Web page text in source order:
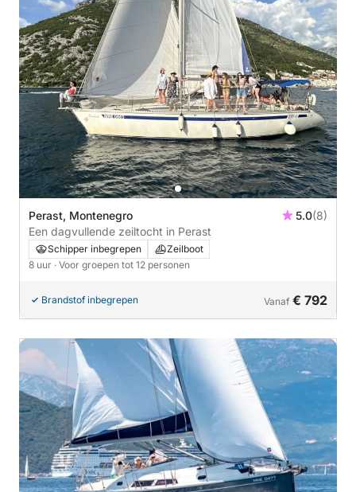
Perast, Montenegro 5.0(8)
Een dagvullende zeiltocht in Perast
Schipper inbegrepen
Zeilboot
8 uur · Voor groepen tot 12 personen
Brandstof inbegrepen Vanaf € 792